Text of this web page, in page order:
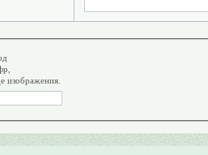
изображения.